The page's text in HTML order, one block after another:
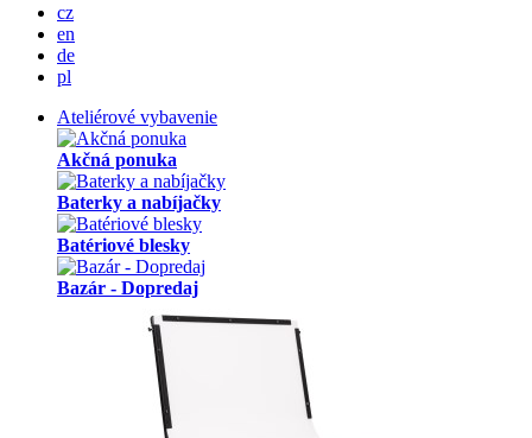
cz
en
de
pl
Ateliérové vybavenie
Akčná ponuka
Baterky a nabíjačky
Batériové blesky
Bazár - Dopredaj